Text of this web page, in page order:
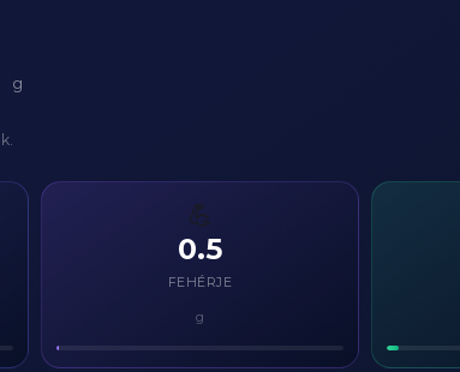
g
💪
0.5
FEHÉRJE
g